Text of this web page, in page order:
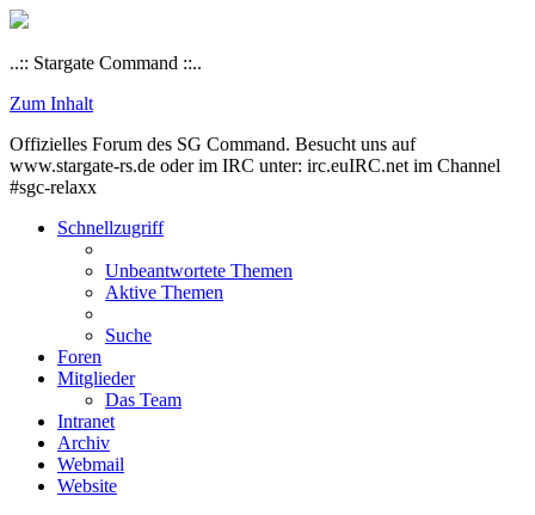
..:: Stargate Command ::..
Zum Inhalt
Offizielles Forum des SG Command. Besucht uns auf
www.stargate-rs.de oder im IRC unter: irc.euIRC.net im Channel
#sgc-relaxx
Schnellzugriff
Unbeantwortete Themen
Aktive Themen
Suche
Foren
Mitglieder
Das Team
Intranet
Archiv
Webmail
Website